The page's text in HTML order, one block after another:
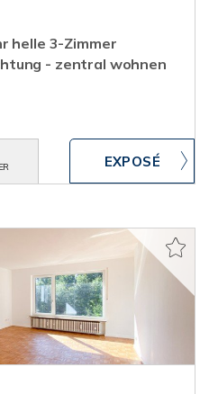
helle 3-Zimmer
- zentral wohnen